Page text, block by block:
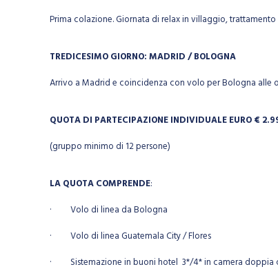
Prima colazione. Giornata di relax in villaggio,
TREDICESIMO GIORNO: MADRID / BOLOGNA
Arrivo a Madrid e coincidenza con volo per Bologna
QUOTA DI PARTECIPAZIONE INDIVIDUALE EURO €
(gruppo minimo di 12 persone)
LA QUOTA COMPRENDE:
· Volo di linea da Bologna
· Volo di linea Guatemala City / Flores
· Sistemazione in buoni hotel 3*/4* in camera doppia